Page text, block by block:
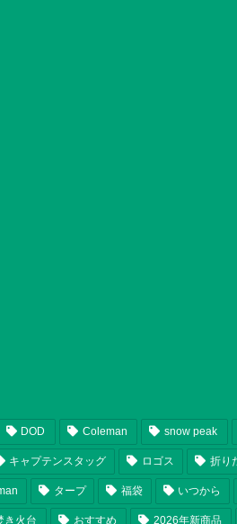
DOD Coleman snow peak
キャプテンスタッグ ロゴス 折り
タープ 福袋 いつから
き火台 おすすめ 2026年新商品